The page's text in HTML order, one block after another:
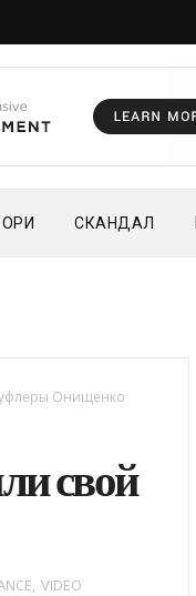
СКАНДАЛ
Онищенко
свой
, VIDEO